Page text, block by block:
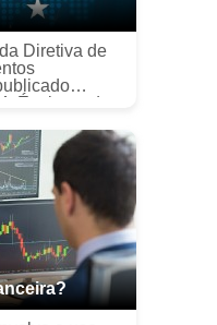
Diretiva de
É a base da
união